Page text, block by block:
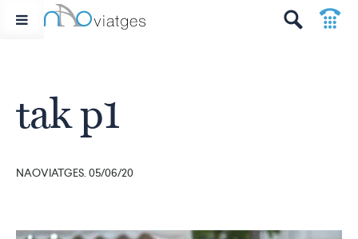
tak p1
NAOVIATGES. 05/06/20
t
p